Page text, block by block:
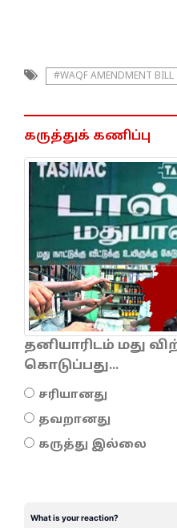
#WAQF AMENDMENT BILL
கருத்துக் கணிப்பு
தனியாரிடம் மது
கொடுப்பது...
சரியானது
தவறானது
கருத்து இல்லை